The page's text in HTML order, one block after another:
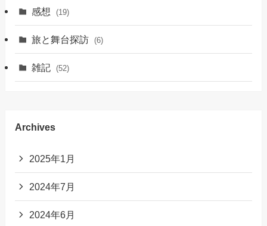
感想 (19)
旅と舞台探訪 (6)
雑記 (52)
Archives
2025年1月
2024年7月
2024年6月